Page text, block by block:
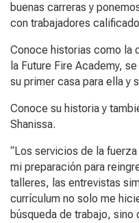
buenas carreras y
con trabajadores
Conoce historias como la
la Future Fire Academy,
su primer casa para ella y
Conoce su historia y
Shanissa.
“Los servicios de la
mi preparación para
talleres, las entrevistas
currículum no solo me
búsqueda de trabajo, sino